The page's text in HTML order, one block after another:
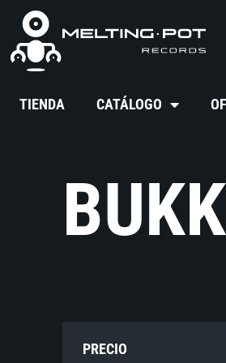
TIENDA CATÁLOGO
PRECIO